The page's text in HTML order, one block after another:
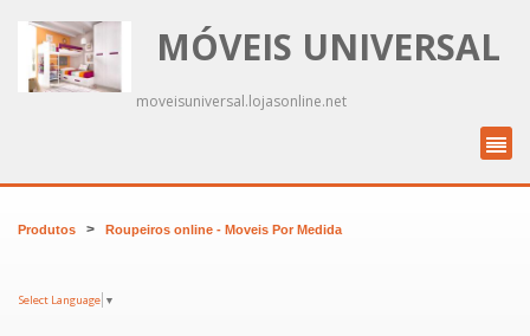
MÓVEIS UNIVERSAL
moveisuniversal.lojasonline.net
Produtos > Roupeiros online - Moveis Por Medida
Select Language ▼